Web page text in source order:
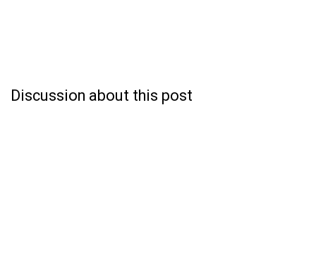
Discussion about this post